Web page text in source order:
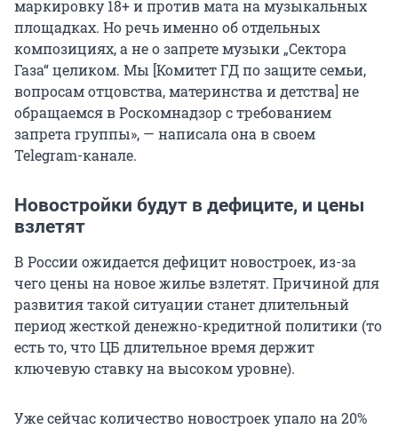
маркировку 18+ и против мата на музыкальных
площадках. Но речь именно об отдельных
композициях, а не о запрете музыки „Сектора
Газа“ целиком. Мы [Комитет ГД по защите семьи,
вопросам отцовства, материнства и детства] не
обращаемся в Роскомнадзор с требованием
запрета группы», — написала она в своем
Telegram-канале.
Новостройки будут в дефиците, и цены
взлетят
В России ожидается дефицит новостроек, из-за
чего цены на новое жилье взлетят. Причиной для
развития такой ситуации станет длительный
период жесткой денежно-кредитной политики (то
есть то, что ЦБ длительное время держит
ключевую ставку на высоком уровне).
Уже сейчас количество новостроек упало на 20%